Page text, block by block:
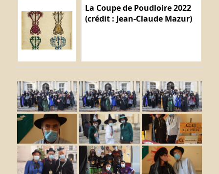
La Coupe de Poudloire 2022
(crédit : Jean-Claude Mazur)